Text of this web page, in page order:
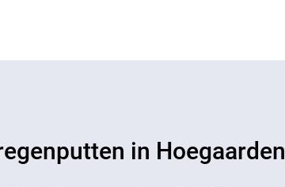
in Hoegaarden